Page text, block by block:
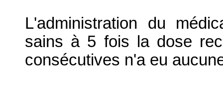
L'administration du
sains à 5 fois la dose
consécutives n'a eu